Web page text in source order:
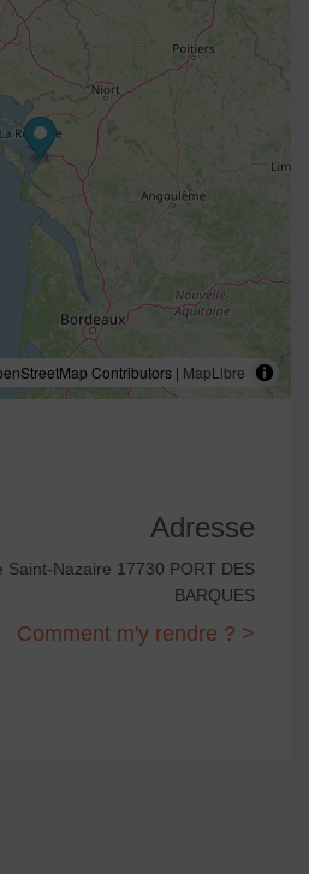
Contributors | MapLibre
Adresse
Saint-Nazaire 17730 PORT DES
BARQUES
Comment m'y rendre ? >